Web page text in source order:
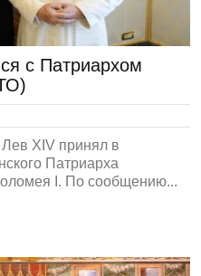
с Патриархом
XIV принял в
Патриарха
I. По сообщению...